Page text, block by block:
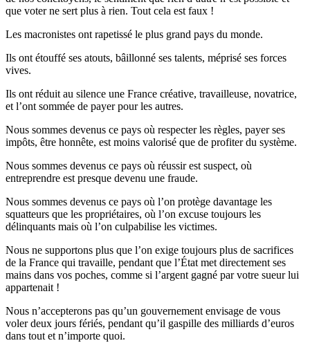
que voter ne sert plus à rien. Tout cela est faux !
Les macronistes ont rapetissé le plus grand pays du monde.
Ils ont étouffé ses atouts, bâillonné ses talents, méprisé ses forces
vives.
Ils ont réduit au silence une France créative, travailleuse, novatrice,
et l’ont sommée de payer pour les autres.
Nous sommes devenus ce pays où respecter les règles, payer ses
impôts, être honnête, est moins valorisé que de profiter du système.
Nous sommes devenus ce pays où réussir est suspect, où
entreprendre est presque devenu une fraude.
Nous sommes devenus ce pays où l’on protège davantage les
squatteurs que les propriétaires, où l’on excuse toujours les
délinquants mais où l’on culpabilise les victimes.
Nous ne supportons plus que l’on exige toujours plus de sacrifices
de la France qui travaille, pendant que l’État met directement ses
mains dans vos poches, comme si l’argent gagné par votre sueur lui
appartenait !
Nous n’accepterons pas qu’un gouvernement envisage de vous
voler deux jours fériés, pendant qu’il gaspille des milliards d’euros
dans tout et n’importe quoi.